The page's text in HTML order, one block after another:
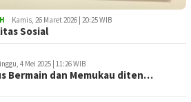
Kamis, 26 Maret 2026 | 20:25 WIB
Sosial
4 Mei 2025 | 11:26 WIB
Bermain dan Memukau diten…